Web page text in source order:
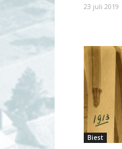
23 juli 2019
Biest